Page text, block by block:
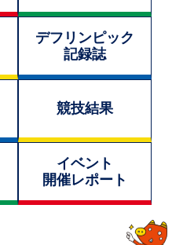
デフリンピック
記録誌
競技結果
イベント
開催レポート